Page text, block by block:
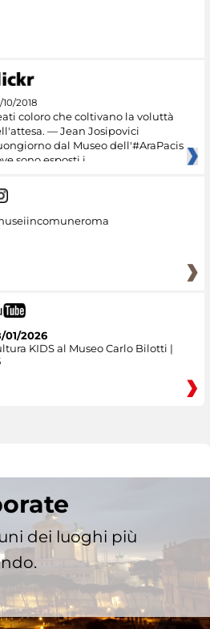
2018
coloro che coltivano la voluttà
— Jean Josipovici
dal Museo dell'#AraPacis
sono esposti i
01/2026
KIDS al Museo Carlo Bilotti |
dei luoghi più